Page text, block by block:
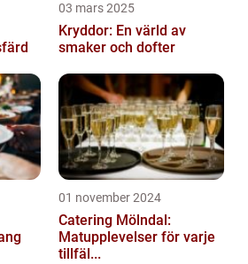
03 mars 2025
Kryddor: En värld av
smaker och dofter
01 november 2024
Catering Mölndal:
Matupplevelser för varje
tillfäl...